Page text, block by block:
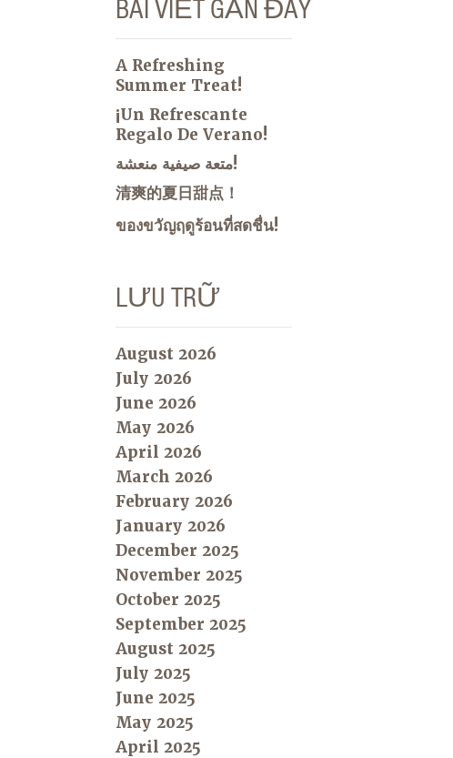
BÀI VIẾT GẦN ĐÂY
A Refreshing
Summer Treat!
¡Un Refrescante
Regalo De Verano!
متعة صيفية منعشة!
清爽的夏日甜点！
ของขวัญฤดูร้อนที่สดชื่น!
LƯU TRỮ
August 2026
July 2026
June 2026
May 2026
April 2026
March 2026
February 2026
January 2026
December 2025
November 2025
October 2025
September 2025
August 2025
July 2025
June 2025
May 2025
April 2025